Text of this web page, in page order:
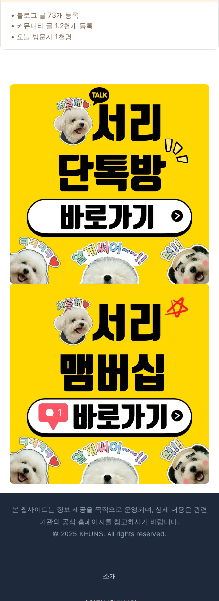
• 블로그 글 73개 등록
• 커뮤니티 글 1.2천개 등록
• 오늘 방문자 1천명
본 웹사이트는 정보 제공을 목적으로 운영되며, 상세 내용은 관련
기관의 공식 홈페이지를 참고하시기 바랍니다.
© 2025 KHUNS. All rights reserved.
소개